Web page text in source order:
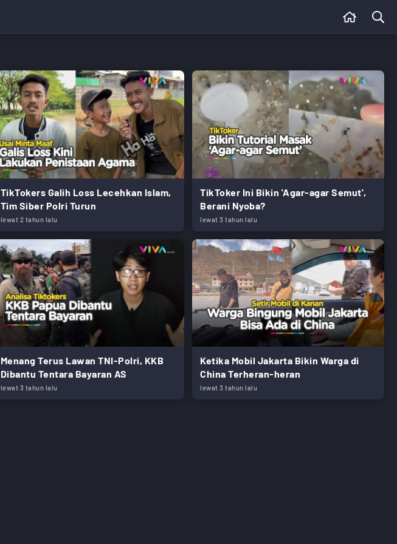
TikTokers Galih Loss Lecehkan Islam,
Tim Siber Polri Turun
lewat 2 tahun lalu
TikToker Ini Bikin 'Agar-agar Semut',
Berani Nyoba?
lewat 3 tahun lalu
Menang Terus Lawan TNI-Polri, KKB
Dibantu Tentara Bayaran AS
lewat 3 tahun lalu
Ketika Mobil Jakarta Bikin Warga di
China Terheran-heran
lewat 3 tahun lalu